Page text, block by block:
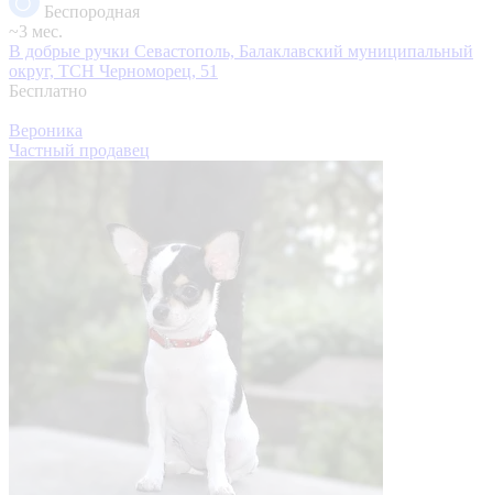
Беспородная
~3 мес.
В добрые ручки Севастополь, Балаклавский муниципальный
округ, ТСН Черноморец, 51
Бесплатно
Вероника
Частный продавец